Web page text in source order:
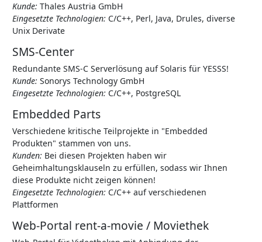
Kunde: Thales Austria GmbH
Eingesetzte Technologien: C/C++, Perl, Java, Drules, diverse
Unix Derivate
SMS-Center
Redundante SMS-C Serverlösung auf Solaris für YESSS!
Kunde: Sonorys Technology GmbH
Eingesetzte Technologien: C/C++, PostgreSQL
Embedded Parts
Verschiedene kritische Teilprojekte in "Embedded
Produkten" stammen von uns.
Kunden: Bei diesen Projekten haben wir
Geheimhaltungsklauseln zu erfüllen, sodass wir Ihnen
diese Produkte nicht zeigen können!
Eingesetzte Technologien: C/C++ auf verschiedenen
Plattformen
Web-Portal rent-a-movie / Moviethek